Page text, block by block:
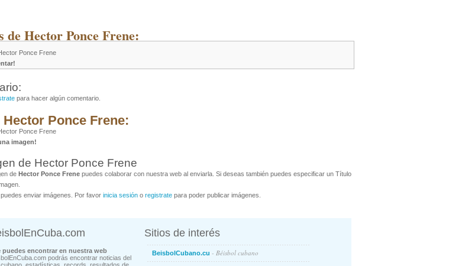
de Hector Ponce Frene:
Ponce Frene
para hacer algún comentario.
Hector Ponce Frene:
Ponce Frene
imagen!
de Hector Ponce Frene
de Hector Ponce Frene puedes colaborar con nuestra web al enviarla. Si deseas también puedes especificar un Título
enviar imágenes. Por favor inicia sesión o registrate para poder publicar imágenes.
puedes encontrar en nuestra web
podrás encontrar noticias del
Sitios de interés
BeisbolCubano.cu - Béisbol cubano